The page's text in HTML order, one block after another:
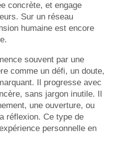
concrète, et engage
Sur un réseau
humaine est encore
souvent par une
comme un défi, un doute,
Il progresse avec
sans jargon inutile. Il
une ouverture, ou
réflexion. Ce type de
personnelle en